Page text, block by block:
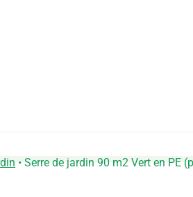
• Serre de jardin 90 m2 Vert en PE